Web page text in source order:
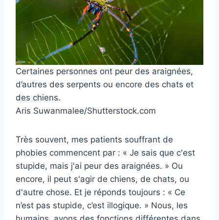
Certaines personnes ont peur des araignées,
d’autres des serpents ou encore des chats et
des chiens.
Aris Suwanmalee/Shutterstock.com
Très souvent, mes patients souffrant de
phobies commencent par : « Je sais que c'est
stupide, mais j'ai peur des araignées. » Ou
encore, il peut s'agir de chiens, de chats, ou
d'autre chose. Et je réponds toujours : « Ce
n’est pas stupide, c’est illogique. » Nous, les